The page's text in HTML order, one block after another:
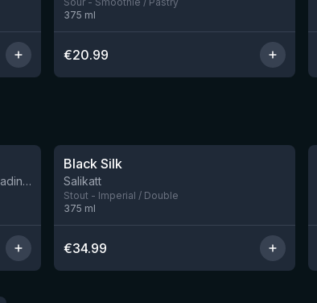
375 ml
€20.99
BIRRIFICIO AGRICOLO BALADIN - Baladin Indipendente Italian Farm Brewery
Black Silk
Salikatt
Stout - Imperial / Double
375 ml
€34.99